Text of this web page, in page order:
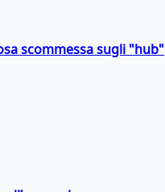
scommessa sugli "hub"